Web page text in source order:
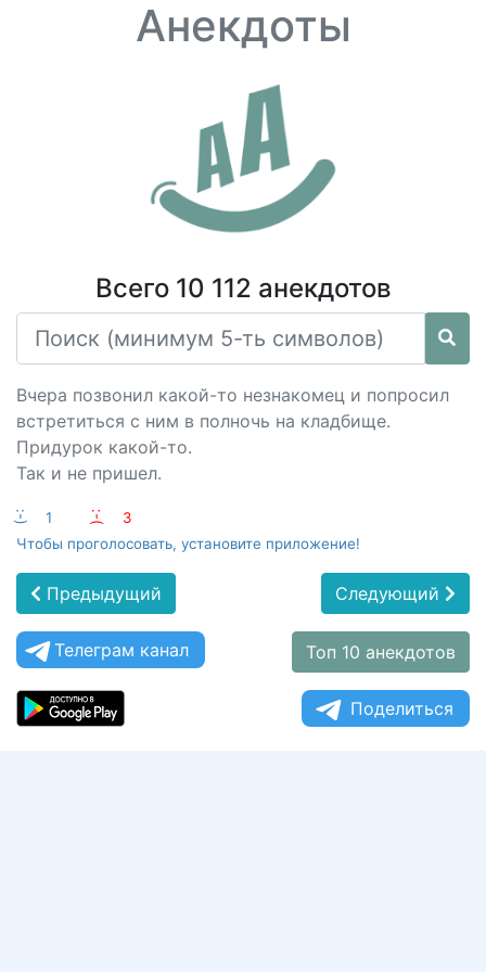
Анекдоты
Всего 10 112 анекдотов
Вчера позвонил какой-то незнакомец и попросил
встретиться с ним в полночь на кладбище.
Придурок какой-то.
Так и не пришел.
:-) 1 :-(
3
Чтобы проголосовать, установите приложение!
Предыдущий Следующий
Телеграм канал Топ 10 анекдотов
Поделиться